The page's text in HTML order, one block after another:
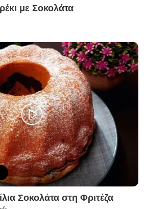
με Σοκολάτα
Σοκολάτα στη Φριτέζα